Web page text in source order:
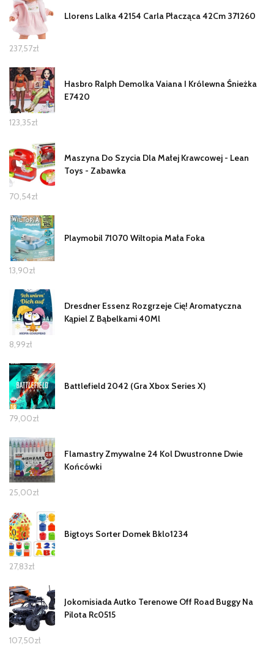
Llorens Lalka 42154 Carla Płacząca 42Cm 371260
237,57zł
Hasbro Ralph Demolka Vaiana I Królewna Śnieżka
E7420
123,35zł
Maszyna Do Szycia Dla Małej Krawcowej - Lean
Toys - Zabawka
70,54zł
Playmobil 71070 Wiltopia Mała Foka
13,90zł
Dresdner Essenz Rozgrzeje Cię! Aromatyczna
Kąpiel Z Bąbelkami 40Ml
8,99zł
Battlefield 2042 (Gra Xbox Series X)
79,00zł
Flamastry Zmywalne 24 Kol Dwustronne Dwie
Końcówki
25,00zł
Bigtoys Sorter Domek Bklo1234
27,83zł
Jokomisiada Autko Terenowe Off Road Buggy Na
Pilota Rc0515
107,50zł